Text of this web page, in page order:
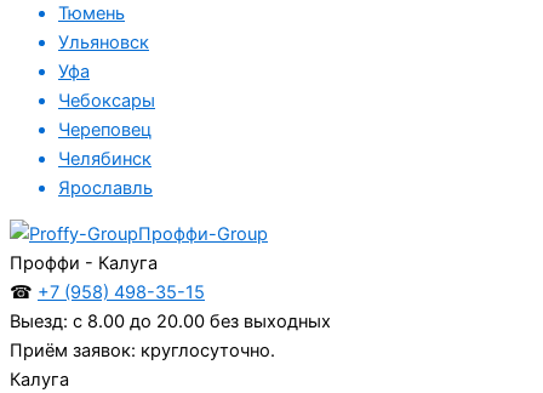
Тюмень
Ульяновск
Уфа
Чебоксары
Череповец
Челябинск
Ярославль
Проффи-Group
Проффи - Калуга
☎ +7 (958) 498-35-15
Выезд: с 8.00 до 20.00 без выходных
Приём заявок: круглосуточно.
Калуга